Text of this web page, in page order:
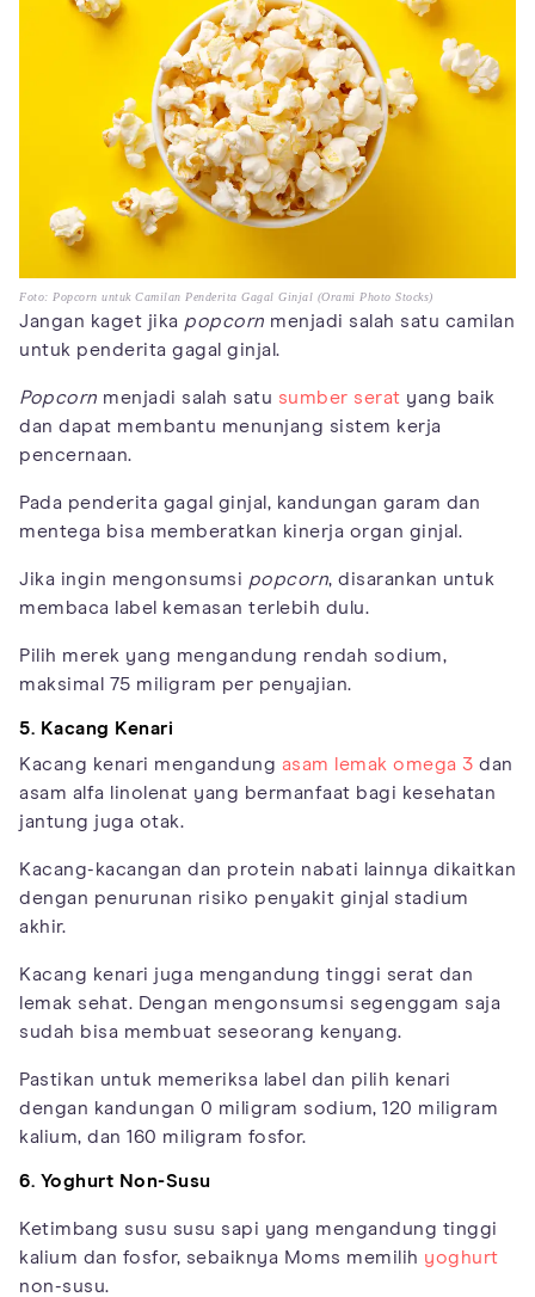
Foto: Popcorn untuk Camilan Penderita Gagal Ginjal (Orami Photo Stocks)
Jangan kaget jika popcorn menjadi salah satu camilan
untuk penderita gagal ginjal.
Popcorn menjadi salah satu sumber serat yang baik
dan dapat membantu menunjang sistem kerja
pencernaan.
Pada penderita gagal ginjal, kandungan garam dan
mentega bisa memberatkan kinerja organ ginjal.
Jika ingin mengonsumsi popcorn, disarankan untuk
membaca label kemasan terlebih dulu.
Pilih merek yang mengandung rendah sodium,
maksimal 75 miligram per penyajian.
5. Kacang Kenari
Kacang kenari mengandung asam lemak omega 3 dan
asam alfa linolenat yang bermanfaat bagi kesehatan
jantung juga otak.
Kacang-kacangan dan protein nabati lainnya dikaitkan
dengan penurunan risiko penyakit ginjal stadium
akhir.
Kacang kenari juga mengandung tinggi serat dan
lemak sehat. Dengan mengonsumsi segenggam saja
sudah bisa membuat seseorang kenyang.
Pastikan untuk memeriksa label dan pilih kenari
dengan kandungan 0 miligram sodium, 120 miligram
kalium, dan 160 miligram fosfor.
6. Yoghurt Non-Susu
Ketimbang susu susu sapi yang mengandung tinggi
kalium dan fosfor, sebaiknya Moms memilih yoghurt
non-susu.